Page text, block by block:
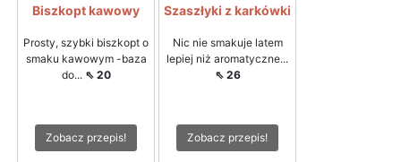
Biszkopt kawowy
Prosty, szybki biszkopt o
smaku kawowym -baza
do... ⇖ 20
Zobacz przepis!
Szaszłyki z karkówki
Nic nie smakuje latem
lepiej niż aromatyczne...
⇖ 26
Zobacz przepis!